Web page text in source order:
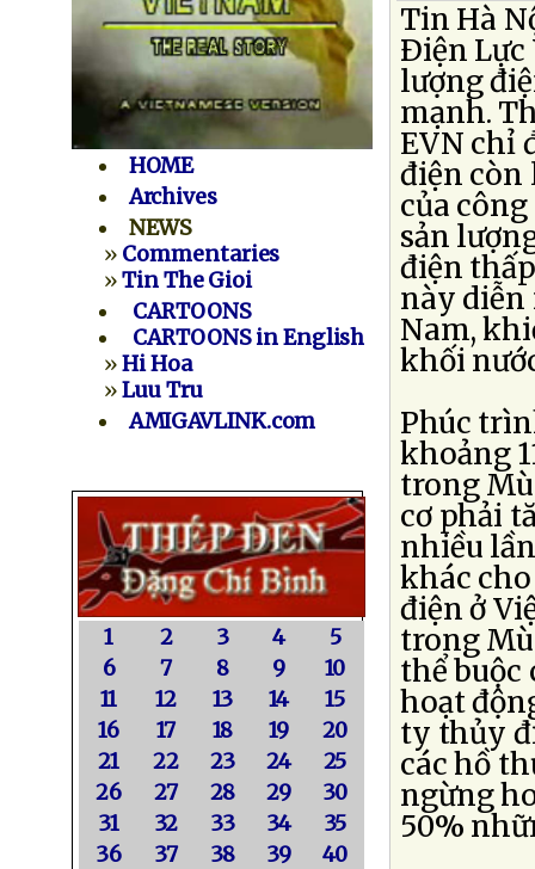
HOME
Archives
NEWS
» Commentaries
»Tin The Gioi
CARTOONS
CARTOONS in English
»Hi Hoa
»Luu Tru
AMIGAVLINK.com
1 2 3 4
5
6
7 8 9
10
11
12 13 14
15
16
17 18 19
20
21
22 23 24
25
26
27 28 29
30
31
32 33 34
35
36
37 38 39
40
Tin Hà
Ðiện Lực
lượng
mạnh.
EVN chỉ
điện còn
của
sản
điện
này diễn
Nam,
khối
Phúc
khoảng
trong
cơ phải
nhiều
khác
điện ở
trong
thể
hoạt
ty thủy
các hồ
ngừng
50%